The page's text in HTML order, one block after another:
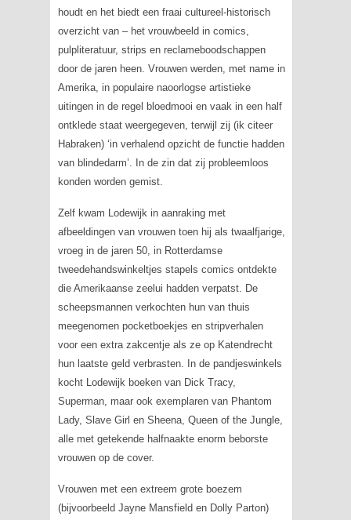
houdt en het biedt een fraai cultureel-historisch
overzicht van – het vrouwbeeld in comics,
pulpliteratuur, strips en reclameboodschappen
door de jaren heen. Vrouwen werden, met name in
Amerika, in populaire naoorlogse artistieke
uitingen in de regel bloedmooi en vaak in een half
ontklede staat weergegeven, terwijl zij (ik citeer
Habraken) ‘in verhalend opzicht de functie hadden
van blindedarm’. In de zin dat zij probleemloos
konden worden gemist.
Zelf kwam Lodewijk in aanraking met
afbeeldingen van vrouwen toen hij als twaalfjarige,
vroeg in de jaren 50, in Rotterdamse
tweedehandswinkeltjes stapels comics ontdekte
die Amerikaanse zeelui hadden verpatst. De
scheepsmannen verkochten hun van thuis
meegenomen pocketboekjes en stripverhalen
voor een extra zakcentje als ze op Katendrecht
hun laatste geld verbrasten. In de pandjeswinkels
kocht Lodewijk boeken van Dick Tracy,
Superman, maar ook exemplaren van Phantom
Lady, Slave Girl en Sheena, Queen of the Jungle,
alle met getekende halfnaakte enorm beborste
vrouwen op de cover.
Vrouwen met een extreem grote boezem
(bijvoorbeeld Jayne Mansfield en Dolly Parton)